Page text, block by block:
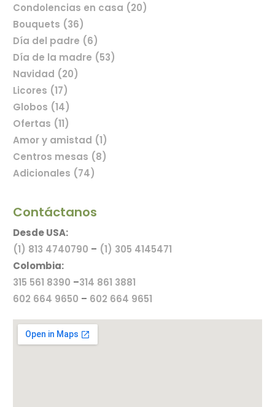
Comprar flores en línea
Condolencias en casa (20)
Bouquets (36)
Día del padre (6)
Día de la madre (53)
Navidad (20)
Licores (17)
Globos (14)
Ofertas (11)
Amor y amistad (1)
Centros mesas (8)
Adicionales (74)
Contáctanos
Desde USA:
(1) 813 4740790 – (1) 305 4145471
Colombia:
315 561 8390 –314 861 3881
602 664 9650 – 602 664 9651